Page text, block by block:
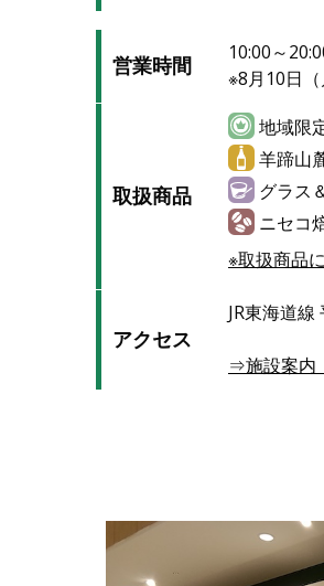
営業時間
10:00～
※8月10日
取扱商品
地域限
羊蹄山
グラス
ニセコ
※取扱商品
アクセス
JR東海道
⇒施設案内